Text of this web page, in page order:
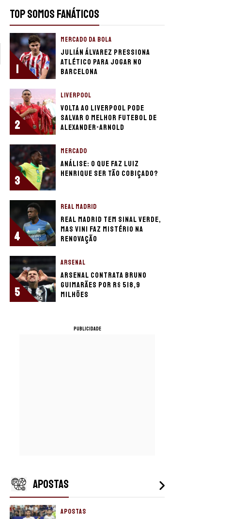
TOP SOMOS FANÁTICOS
1
MERCADO DA BOLA
Julián Álvarez pressiona
Atlético para jogar no
Barcelona
2
LIVERPOOL
Volta ao Liverpool pode
salvar o melhor futebol de
Alexander-Arnold
3
MERCADO
Análise: o que faz Luiz
Henrique ser tão cobiçado?
4
REAL MADRID
Real Madrid tem sinal verde,
mas Vini faz mistério na
renovação
5
ARSENAL
Arsenal contrata Bruno
Guimarães por R$ 518,9
milhões
PUBLICIDADE
APOSTAS
APOSTAS